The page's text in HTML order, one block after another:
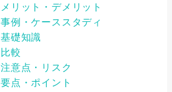
メリット・デメリット
事例・ケーススタディ
基礎知識
比較
注意点・リスク
要点・ポイント